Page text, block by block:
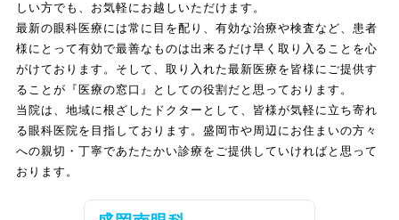
しい方でも、お気軽にお越しいただけます。
最新の眼科医療には常に目を配り、有効な治療や検査など、患者
様にとって有効で最善なものは出来るだけ早く取り入ることを心
がけております。そして、取り入れた最新医療を皆様にご提供す
ることが『医療の窓口』としての役割だと思っております。
当院は、地域に根ざしたドクターとして、皆様が気軽に立ち寄れ
る眼科医院を目指しております。盛岡市や周辺にお住まいの方々
への親切・丁寧であたたかい診療をご提供していければと思って
おります。